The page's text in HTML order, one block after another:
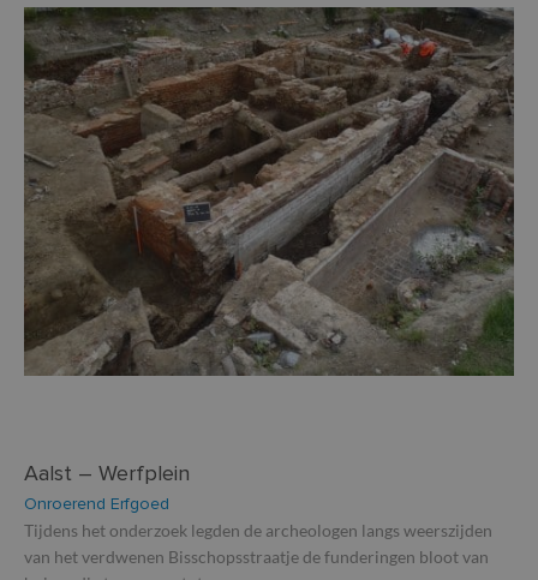
Aalst – Werfplein
Onroerend Erfgoed
Tijdens het onderzoek legden de archeologen langs weerszijden
van het verdwenen Bisschopsstraatje de funderingen bloot van